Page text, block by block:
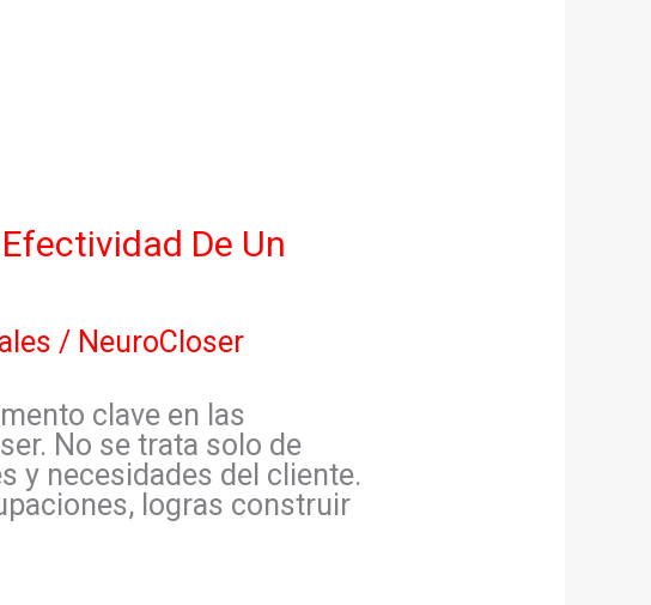
De Un
/ NeuroCloser
clave en las
No se trata solo de
y necesidades del cliente.
logras construir